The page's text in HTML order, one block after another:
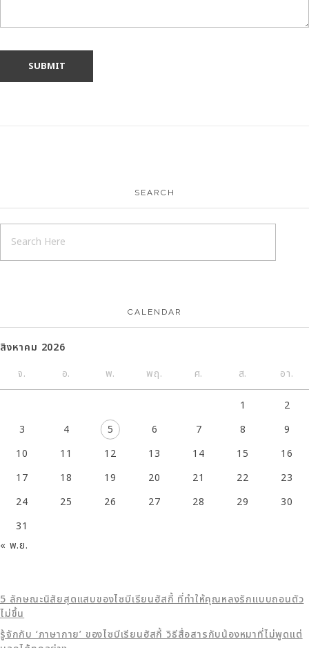
SEARCH
CALENDAR
สิงหาคม 2026
จ.
อ. พ. พฤ. ศ. ส. อา.
1
2
3
4 5 6 7 8
9
10
11 12 13 14 15
16
17
18 19 20 21 22
23
24
25 26 27 28 29
30
31
« พ.ย.
5 ลักษณะนิสัยสุดแสบของไซบีเรียนฮัสกี้ ที่ทำให้คุณหลงรักแบบถอนตัว
ไม่ขึ้น
รู้จักกับ ‘ภาษากาย’ ของไซบีเรียนฮัสกี้ วิธีสื่อสารกับน้องหมาที่ไม่พูดแต่